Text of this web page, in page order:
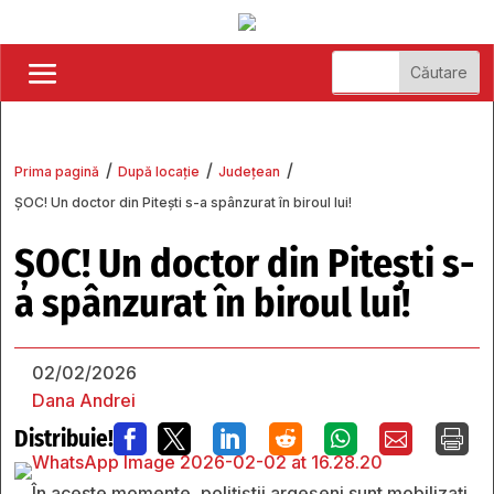
Prima pagină / După locație / Județean /
ȘOC! Un doctor din Pitești s-a spânzurat în biroul lui!
ȘOC! Un doctor din Pitești s-
a spânzurat în biroul lui!
02/02/2026
Dana Andrei
Distribuie!       